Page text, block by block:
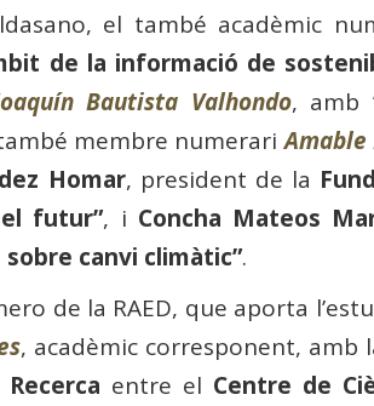
el també acadèmic
de la informació de
Bautista Valhondo, amb
membre numerariAmable
Homar, president de la
futur”, i Concha Mateos
sobre canvi climàtic”.
de la RAED, que aporta
, acadèmic corresponent, amb
entre el Centre de